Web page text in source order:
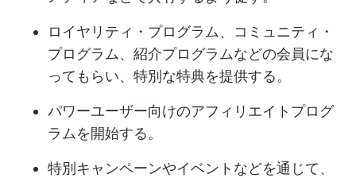
ロイヤリティ・プログラム、コミュニティ・
プログラム、紹介プログラムなどの会員にな
ってもらい、特別な特典を提供する。
パワーユーザー向けのアフィリエイトプログ
ラムを開始する。
特別キャンペーンやイベントなどを通じて、